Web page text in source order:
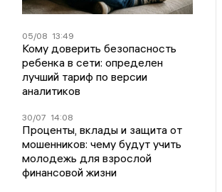
05/08 13:49
Кому доверить безопасность
ребенка в сети: определен
лучший тариф по версии
аналитиков
30/07 14:08
Проценты, вклады и защита от
мошенников: чему будут учить
молодежь для взрослой
финансовой жизни